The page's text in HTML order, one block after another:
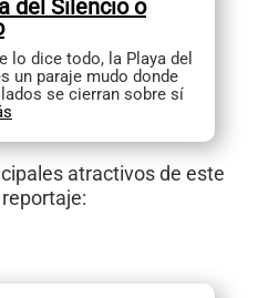
del Silencio o
lo dice todo, la Playa del
un paraje mudo donde
se cierran sobre sí
atractivos de este